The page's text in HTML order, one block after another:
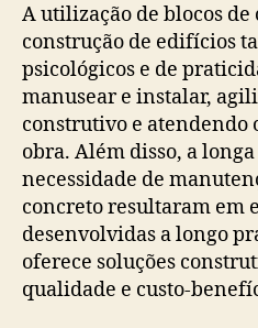
A utilização de blocos de
construção de edifícios
psicológicos e de
manusear e instalar,
construtivo e atendendo
obra. Além disso, a
necessidade de
concreto resultaram em
desenvolvidas a longo
oferece soluções
qualidade e custo-